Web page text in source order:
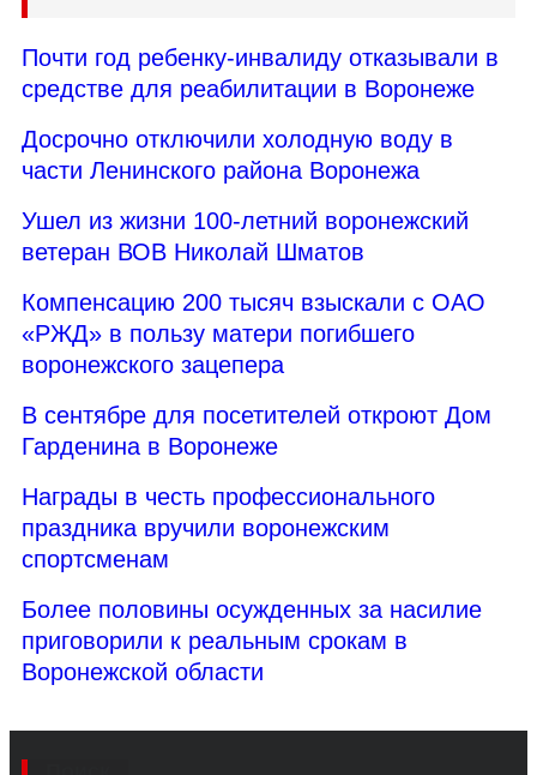
Почти год ребенку-инвалиду отказывали в
средстве для реабилитации в Воронеже
Досрочно отключили холодную воду в
части Ленинского района Воронежа
Ушел из жизни 100-летний воронежский
ветеран ВОВ Николай Шматов
Компенсацию 200 тысяч взыскали с ОАО
«РЖД» в пользу матери погибшего
воронежского зацепера
В сентябре для посетителей откроют Дом
Гарденина в Воронеже
Награды в честь профессионального
праздника вручили воронежским
спортсменам
Более половины осужденных за насилие
приговорили к реальным срокам в
Воронежской области